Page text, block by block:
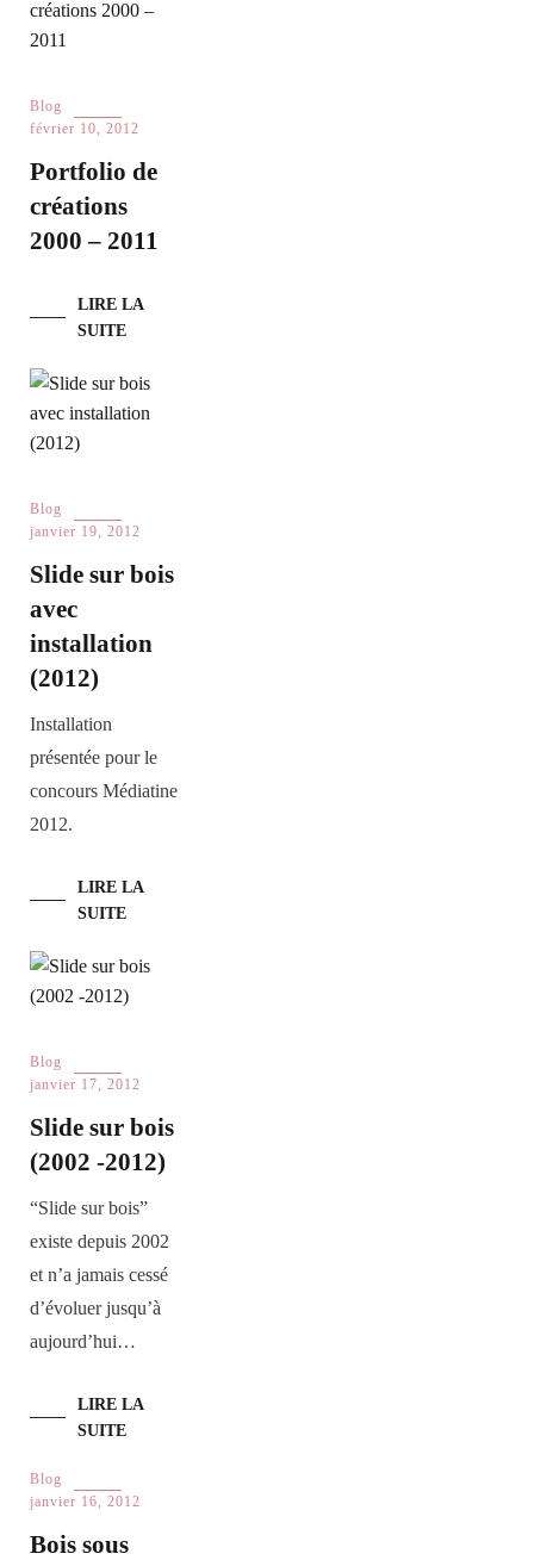
Blog
février 10, 2012
Portfolio de
créations
2000 – 2011
LIRE LA
SUITE
Blog
janvier 19, 2012
Slide sur bois
avec
installation
(2012)
Installation
présentée pour le
concours Médiatine
2012.
LIRE LA
SUITE
Blog
janvier 17, 2012
Slide sur bois
(2002 -2012)
“Slide sur bois”
existe depuis 2002
et n’a jamais cessé
d’évoluer jusqu’à
aujourd’hui…
LIRE LA
SUITE
Blog
janvier 16, 2012
Bois sous